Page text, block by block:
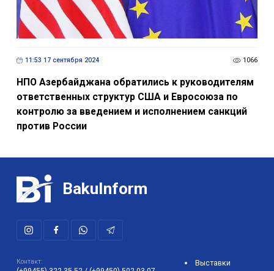
11:53 17 сентября 2024 1066
НПО Азербайджана обратились к руководителям
ответственных структур США и Евросоюза по
контролю за введением и исполнением санкций
против России
BakuInform
Контакт: Выставки